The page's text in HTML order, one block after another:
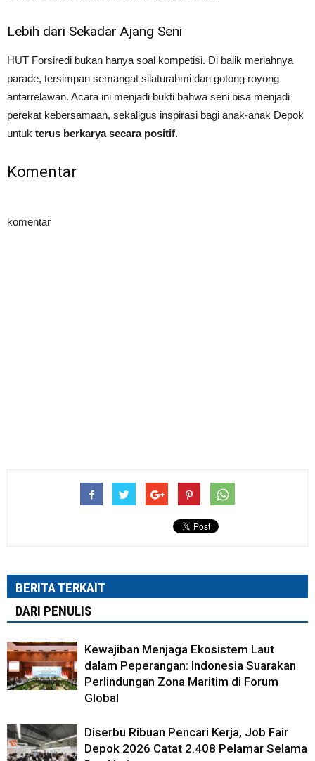
Lebih dari Sekadar Ajang Seni
HUT Forsiredi bukan hanya soal kompetisi. Di balik meriahnya
parade, tersimpan semangat silaturahmi dan gotong royong
antarrelawan. Acara ini menjadi bukti bahwa seni bisa menjadi
perekat kebersamaan, sekaligus inspirasi bagi anak-anak Depok
untuk terus berkarya secara positif.
Komentar
komentar
BERITA TERKAIT
DARI PENULIS
Kewajiban Menjaga Ekosistem Laut
dalam Peperangan: Indonesia Suarakan
Perlindungan Zona Maritim di Forum
Global
Diserbu Ribuan Pencari Kerja, Job Fair
Depok 2026 Catat 2.408 Pelamar Selama